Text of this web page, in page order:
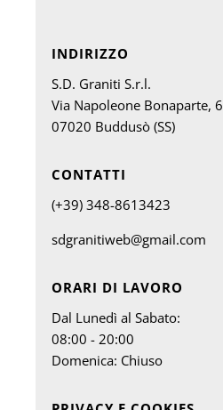
INDIRIZZO
S.D. Graniti S.r.l.
Via Napoleone Bonaparte, 6
07020 Buddusò (SS)
CONTATTI
(+39) 348-8613423
​sdgranitiweb@gmail.com
ORARI DI LAVORO
Dal Lunedì al Sabato:
08:00 - 20:00
Domenica: Chiuso